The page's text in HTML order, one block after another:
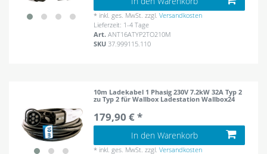
* inkl. ges. MwSt. zzgl.Versandkosten
Lieferzeit: 1-4 Tage
Art.ANT16ATYP2TO210M
SKU37.999115.110
10m Ladekabel 1 Phasig 230V 7.2kW 32A Typ 2
zu Typ 2 für Wallbox Ladestation Wallbox24
179,90 € *
In den Warenkorb
* inkl. ges. MwSt. zzgl.Versandkosten